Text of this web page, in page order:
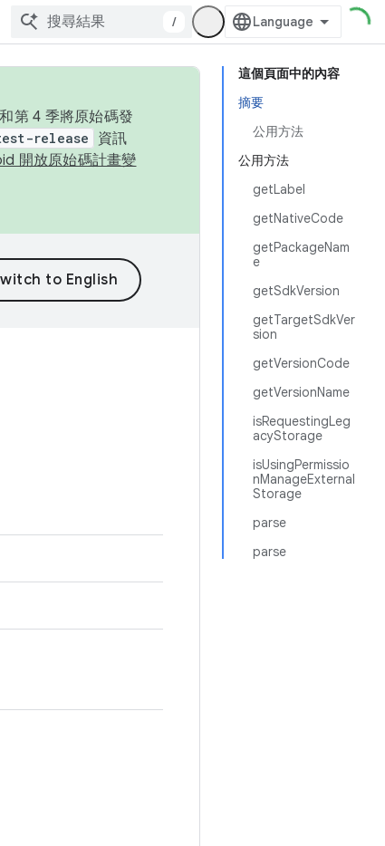
/
這個頁面中的內容
摘要
公用方法
公用方法
getLabel
getNativeCode
getPackageNam
e
getSdkVersion
getTargetSdkVer
sion
getVersionCode
getVersionName
isRequestingLeg
acyStorage
isUsingPermissio
nManageExternal
Storage
parse
parse
第 4 季將原始碼發
release
資訊
開放原始碼計畫變